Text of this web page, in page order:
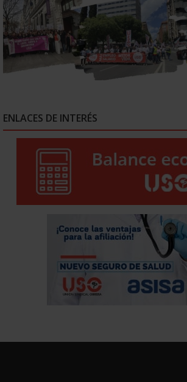
ENLACES DE INTERÉS